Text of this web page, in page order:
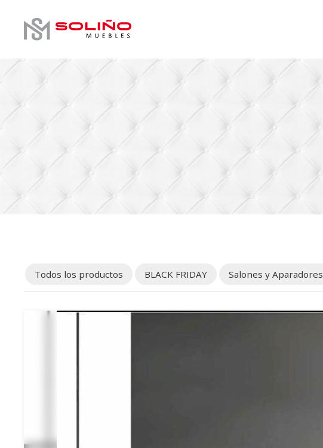
Todos los productos BLACK FRIDAY Salones y Aparadores